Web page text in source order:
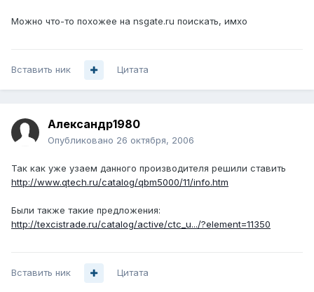
Можно что-то похожее на nsgate.ru поискать, имхо
Вставить ник Цитата
Александр1980
Опубликовано 26 октября, 2006
Так как уже узаем данного производителя решили ставить
http://www.qtech.ru/catalog/qbm5000/11/info.htm
Были также такие предложения:
http://texcistrade.ru/catalog/active/ctc_u.../?element=11350
Вставить ник Цитата